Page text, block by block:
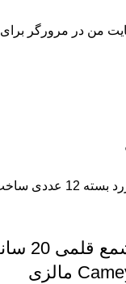
من در مرورگر
بسته